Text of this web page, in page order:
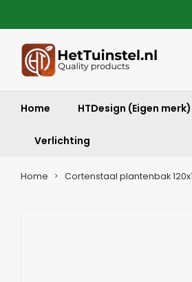
Home HTDesign (Eigen merk)
Verlichting
Home Cortenstaal plantenbak